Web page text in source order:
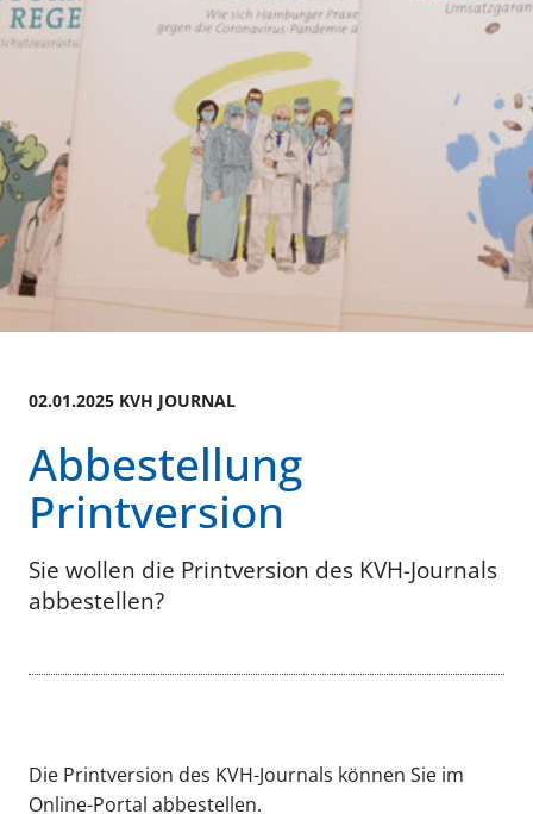
02.01.2025 KVH JOURNAL
Abbestellung
Printversion
Sie wollen die Printversion des KVH-Journals
abbestellen?
Die Printversion des KVH-Journals können Sie im
Online-Portal abbestellen.